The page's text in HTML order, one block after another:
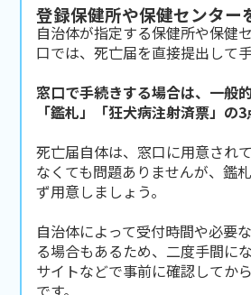
登録保健所や保健センター
自治体が指定する保健所や保健
口では、死亡届を直接提出して
窓口で手続きする場合は、一般
「鑑札」「狂犬病注射済票」の3
死亡届自体は、窓口に用意され
なくても問題ありませんが、鑑
ず用意しましょう。
自治体によって受付時間や必要
る場合もあるため、二度手間に
サイトなどで事前に確認してか
です。